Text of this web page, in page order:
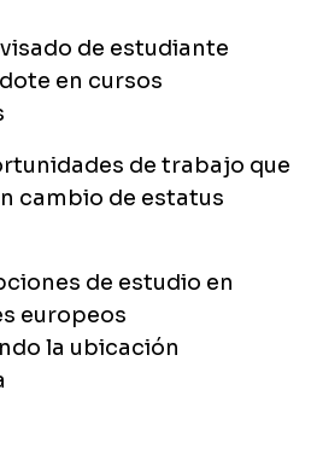
de estudiante
en cursos
de trabajo que
cambio de estatus
de estudio en
europeos
la ubicación